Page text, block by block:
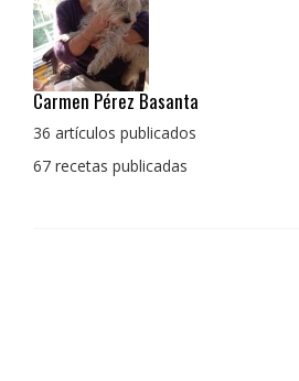
Pedro Manuel Collado Cruz
La cocina para mi es producto bien
con un toque diferente